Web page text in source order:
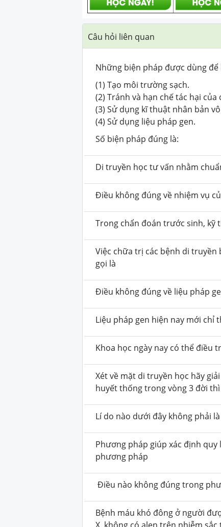
Câu hỏi liên quan
Những biện pháp được dùng
(1) Tạo môi trường sạch.
(2) Tránh và hạn chế tác hại
(3) Sử dụng kĩ thuật nhân bản
(4) Sử dụng liệu pháp gen.
Số biện pháp đúng là:
Di truyền học tư vấn nhằm
Điều không đúng về nhiệm vụ
Trong chẩn đoán trước sinh, kỹ
Việc chữa trị các bệnh di truyền
gọi là
Điều không đúng về liệu pháp
Liệu pháp gen hiện nay mới chỉ
Khoa học ngày nay có thể điều
Xét về mặt di truyền học hãy
huyết thống trong vòng 3 đời
Lí do nào dưới đây không phải
Phương pháp giúp xác định
phương pháp
Điều nào không đúng trong
Bệnh máu khó đông ở người